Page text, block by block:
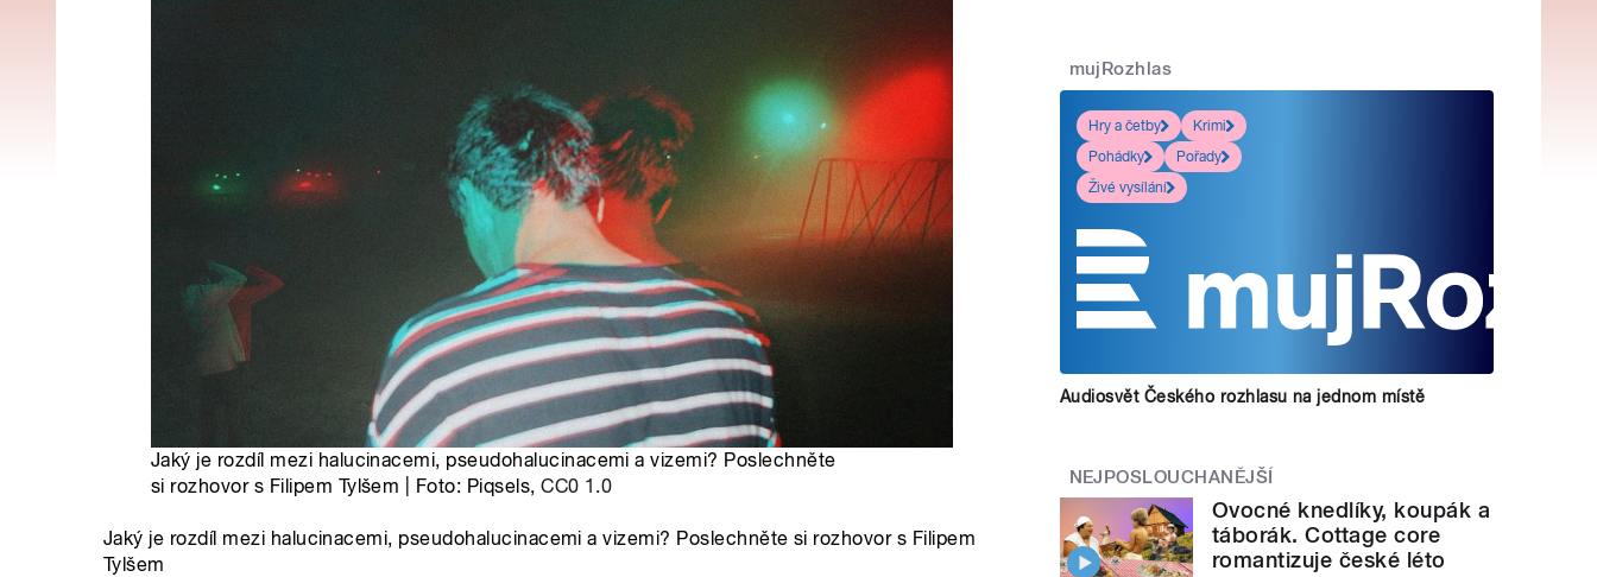
Jaký je rozdíl mezi halucinacemi, pseudohalucinacemi a vizemi? Poslechněte
si rozhovor s Filipem Tylšem | Foto: Piqsels,CC0 1.0
Jaký je rozdíl mezi halucinacemi, pseudohalucinacemi a vizemi? Poslechněte si rozhovor s Filipem
Tylšem
mujRozhlas
Hry a četby
Krimi
Pohádky
Pořady
Živé vysílání
Audiosvět Českého rozhlasu na jednom místě
NEJPOSLOUCHANĚJŠÍ
Ovocné knedlíky, koupák a
táborák. Cottage core
romantizuje české léto